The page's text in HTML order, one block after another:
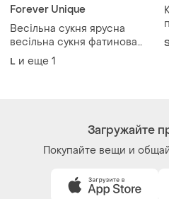
Forever Unique
Весільна сукня ярусна
весільна сукня фатинова
біла сукня на високу
весільний сарафан
L и еще 1
Загружайте
Покупайте вещи и